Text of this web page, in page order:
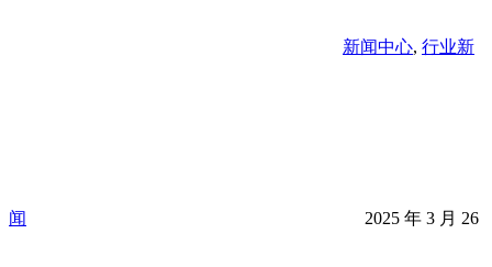
新闻中心, 行业新
闻 2025 年 3 月 26